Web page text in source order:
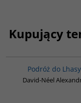
Kupujący
Podróż do Lhasy
David-Néel